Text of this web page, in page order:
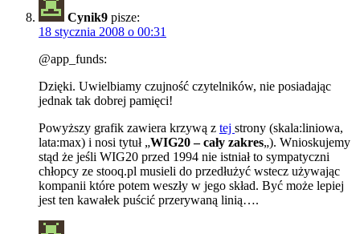
Cynik9 pisze:
18 stycznia 2008 o 00:31
@app_funds:
Dzięki. Uwielbiamy czujność czytelników, nie posiadając
jednak tak dobrej pamięci!
Powyższy grafik zawiera krzywą z tej strony (skala:liniowa,
lata:max) i nosi tytuł „WIG20 – cały zakres„). Wnioskujemy
stąd że jeśli WIG20 przed 1994 nie istniał to sympatyczni
chłopcy ze stooq.pl musieli do przedłużyć wstecz używając
kompanii które potem weszły w jego skład. Być może lepiej
jest ten kawałek puścić przerywaną linią….